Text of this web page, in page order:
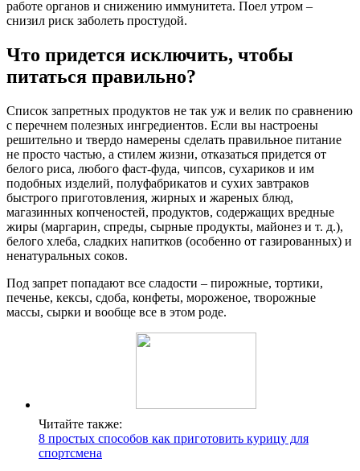
работе органов и снижению иммунитета. Поел утром –
снизил риск заболеть простудой.
Что придется исключить, чтобы
питаться правильно?
Список запретных продуктов не так уж и велик по сравнению
с перечнем полезных ингредиентов. Если вы настроены
решительно и твердо намерены сделать правильное питание
не просто частью, а стилем жизни, отказаться придется от
белого риса, любого фаст-фуда, чипсов, сухариков и им
подобных изделий, полуфабрикатов и сухих завтраков
быстрого приготовления, жирных и жареных блюд,
магазинных копченостей, продуктов, содержащих вредные
жиры (маргарин, спреды, сырные продукты, майонез и т. д.),
белого хлеба, сладких напитков (особенно от газированных) и
ненатуральных соков.
Под запрет попадают все сладости – пирожные, тортики,
печенье, кексы, сдоба, конфеты, мороженое, творожные
массы, сырки и вообще все в этом роде.
Читайте также:
8 простых способов как приготовить курицу для
спортсмена